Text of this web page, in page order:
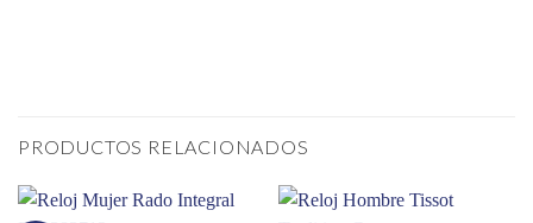
PRODUCTOS RELACIONADOS